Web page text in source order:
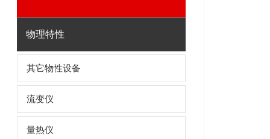
物理特性
其它物性设备
流变仪
量热仪